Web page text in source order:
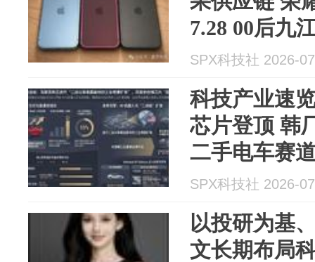
7.28 00后九
小鹏公布
SPX科技社 2026-
科技产业速
芯片登顶 韩
二手电车赛
关键突破
SPX科技社 2026-
以投研为基
文长期布局